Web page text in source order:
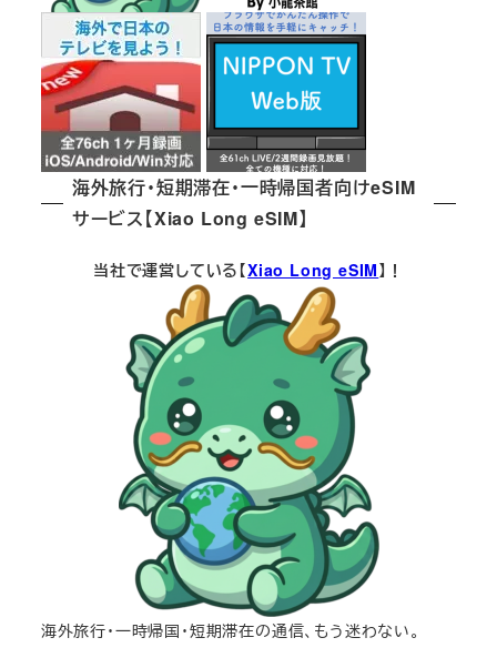
海外旅行・短期滞在・一時帰国者向けeSIM
サービス【Xiao Long eSIM】
当社で運営している【Xiao Long eSIM】！
海外旅行・一時帰国・短期滞在の通信、もう迷わない。